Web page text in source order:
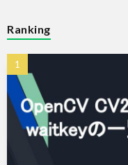
Ranking